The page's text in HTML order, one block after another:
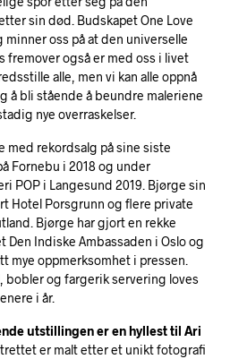
sin død. Budskapet One Love
oss på at den universelle
også er med oss i livet
alle, men vi kan alle oppnå
å bli stående å beundre maleriene
nye overraskelser.
med rekordsalg på sine siste
Fornebu i 2018 og under
POP i Langesund 2019. Bjørge sin
Hotel Porsgrunn og flere private
Bjørge har gjort en rekke
Den Indiske Ambassaden i Oslo og
mye oppmerksomhet i pressen.
bobler og fargerik servering loves
i år.
utstillingen er en hyllest til Ari
er malt etter et unikt fotografi